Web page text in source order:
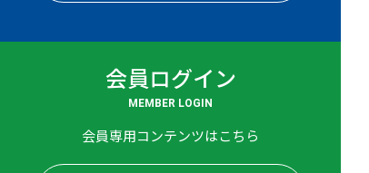
会員ログイン
MEMBER LOGIN
会員専用コンテンツはこちら